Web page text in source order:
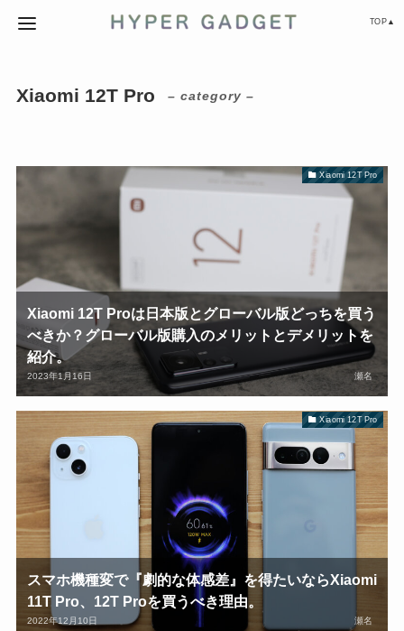
TOP▲
Xiaomi 12T Pro – category –
Xiaomi 12T Pro
Xiaomi 12T Proは日本版とグローバル版どっちを買う
べきか？グローバル版購入のメリットとデメリットを
紹介。
2023年1月16日 瀬名
Xiaomi 12T Pro
スマホ機種変で『劇的な体感差』を得たいならXiaomi
11T Pro、12T Proを買うべき理由。
2022年12月10日 瀬名